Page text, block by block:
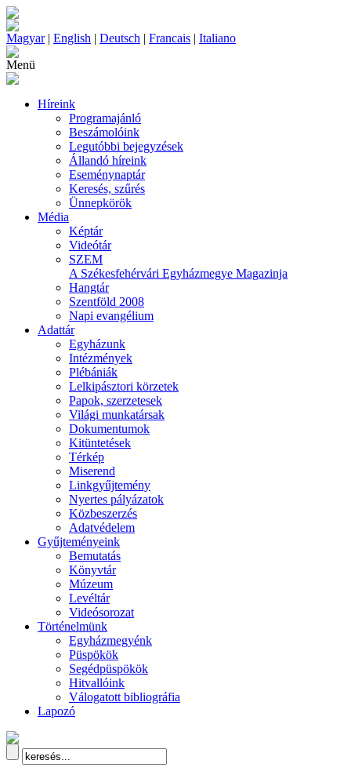
Magyar| English | Deutsch | Francais | Italiano
Menü
Híreink
Programajánló
Beszámolóink
Legutóbbi bejegyzések
Állandó híreink
Eseménynaptár
Keresés, szűrés
Ünnepkörök
Média
Képtár
Videótár
SZEM
A Székesfehérvári Egyházmegye Magazinja
Hangtár
Szentföld 2008
Napi evangélium
Adattár
Egyházunk
Intézmények
Plébániák
Lelkipásztori körzetek
Papok, szerzetesek
Világi munkatársak
Dokumentumok
Kitüntetések
Térkép
Miserend
Linkgyűjtemény
Nyertes pályázatok
Közbeszerzés
Adatvédelem
Gyűjteményeink
Bemutatás
Könyvtár
Múzeum
Levéltár
Videósorozat
Történelmünk
Egyházmegyénk
Püspökök
Segédpüspökök
Hitvallóink
Válogatott bibliográfia
Lapozó